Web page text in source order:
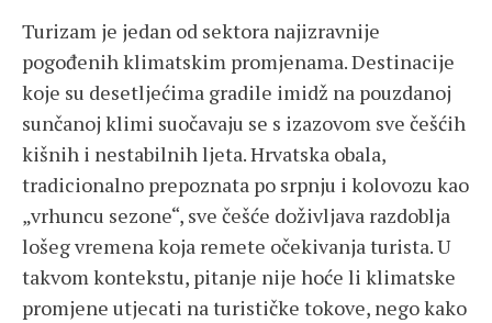
Turizam je jedan od sektora najizravnije
pogođenih klimatskim promjenama. Destinacije
koje su desetljećima gradile imidž na pouzdanoj
sunčanoj klimi suočavaju se s izazovom sve češćih
kišnih i nestabilnih ljeta. Hrvatska obala,
tradicionalno prepoznata po srpnju i kolovozu kao
„vrhuncu sezone“, sve češće doživljava razdoblja
lošeg vremena koja remete očekivanja turista. U
takvom kontekstu, pitanje nije hoće li klimatske
promjene utjecati na turističke tokove, nego kako